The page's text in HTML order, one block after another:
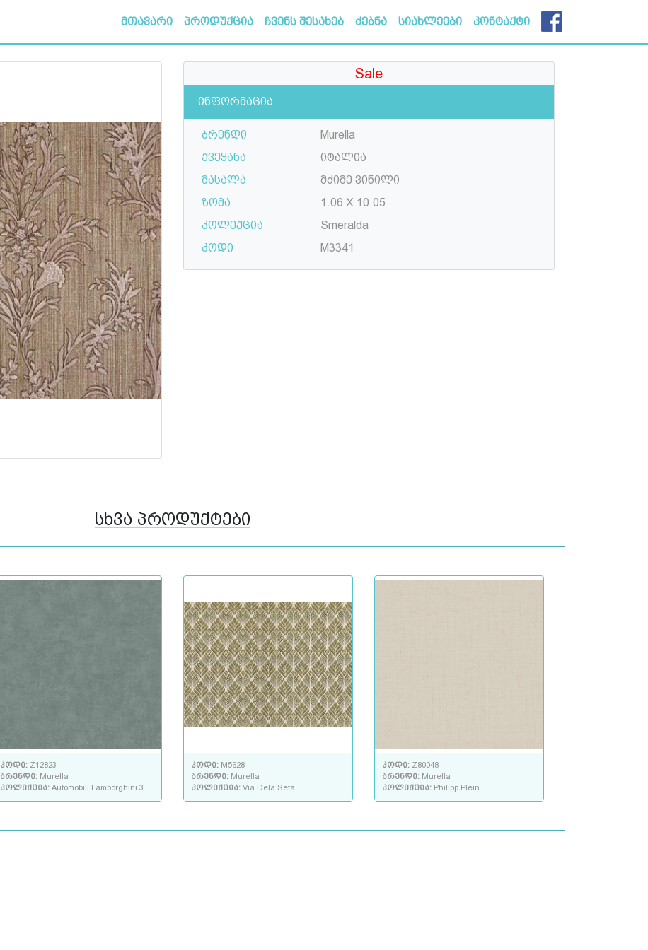
მთავარი პროდუქცია ჩვენს შესახებ ძებნა სიახლეები კონტაქტი
Sale
ინფორმაცია
ბრენდი
Murella
ქვეყანა
იტალია
მასალა
მძიმე ვინილი
ზომა
1.06 X 10.05
კოლექცია
Smeralda
კოდი
M3341
სხვა პროდუქტები
კოდი: Z12823
ბრენდი: Murella
კოლექცია: Automobili Lamborghini 3
კოდი: M5628
ბრენდი: Murella
კოლექცია: Via Dela Seta
კოდი: Z80048
ბრენდი: Murella
კოლექცია: Philipp Plein